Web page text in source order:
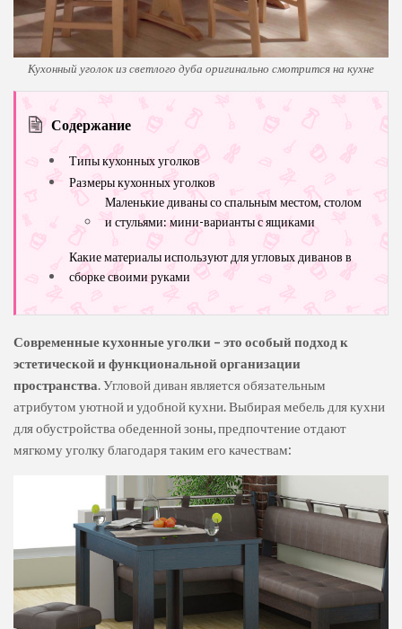
Кухонный уголок из светлого дуба оригинально смотрится на кухне
Содержание
Типы кухонных уголков
Размеры кухонных уголков
Маленькие диваны со спальным местом, столом
и стульями: мини-варианты с ящиками
Какие материалы используют для угловых диванов в
сборке своими руками
Современные кухонные уголки – это особый подход к
эстетической и функциональной организации
пространства. Угловой диван является обязательным
атрибутом уютной и удобной кухни. Выбирая мебель для кухни
для обустройства обеденной зоны, предпочтение отдают
мягкому уголку благодаря таким его качествам: